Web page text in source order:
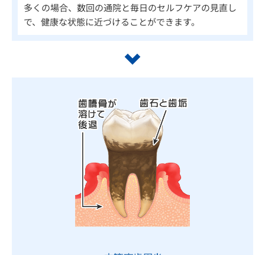
多くの場合、数回の通院と毎日のセルフケアの見直し
で、健康な状態に近づけることができます。